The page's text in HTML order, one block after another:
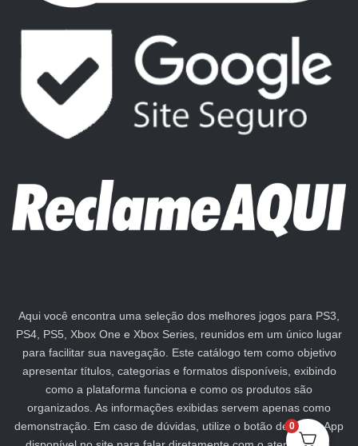
Aqui você encontra uma seleção dos melhores jogos para PS3,
PS4, PS5, Xbox One e Xbox Series, reunidos em um único lugar
para facilitar sua navegação. Este catálogo tem como objetivo
apresentar títulos, categorias e formatos disponíveis, exibindo
como a plataforma funciona e como os produtos são
organizados. As informações exibidas servem apenas como
demonstração. Em caso de dúvidas, utilize o botão de WhatsApp
0